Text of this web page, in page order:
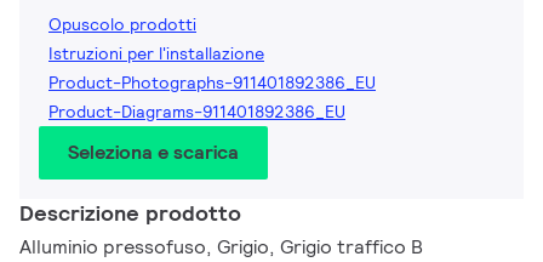
Opuscolo prodotti
Istruzioni per l'installazione
Product-Photographs-911401892386_EU
Product-Diagrams-911401892386_EU
Seleziona e scarica
Descrizione prodotto
Alluminio pressofuso, Grigio, Grigio traffico B